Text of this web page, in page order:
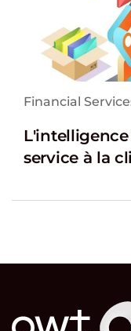
Financial
service à la